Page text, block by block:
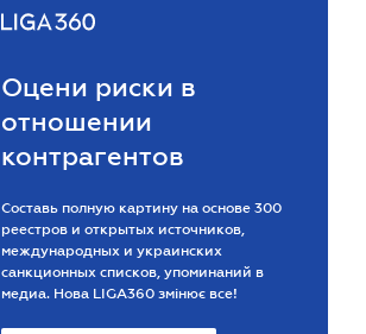
Оцени риски в
отношении
контрагентов
Составь полную картину на основе 300
реестров и открытых источников,
международных и украинских
санкционных списков, упоминаний в
медиа. Нова LIGA360 змінює все!